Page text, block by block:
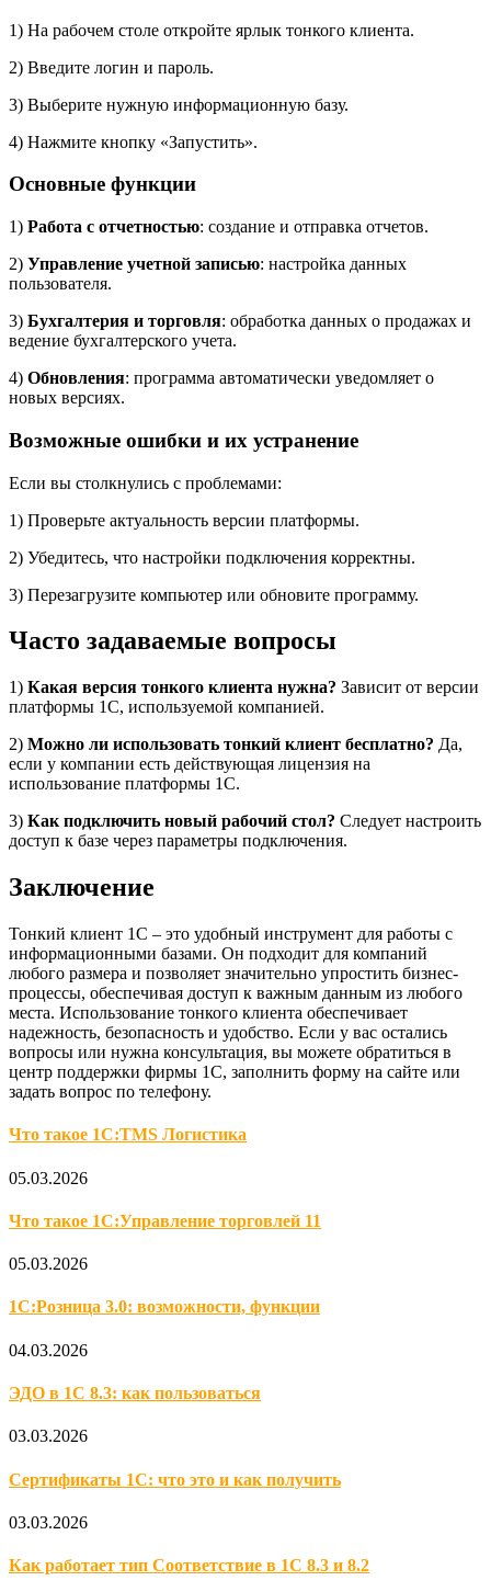
1) На рабочем столе откройте ярлык тонкого клиента.
2) Введите логин и пароль.
3) Выберите нужную информационную базу.
4) Нажмите кнопку «Запустить».
Основные функции
1) Работа с отчетностью: создание и отправка отчетов.
2) Управление учетной записью: настройка данных
пользователя.
3) Бухгалтерия и торговля: обработка данных о продажах и
ведение бухгалтерского учета.
4) Обновления: программа автоматически уведомляет о
новых версиях.
Возможные ошибки и их устранение
Если вы столкнулись с проблемами:
1) Проверьте актуальность версии платформы.
2) Убедитесь, что настройки подключения корректны.
3) Перезагрузите компьютер или обновите программу.
Часто задаваемые вопросы
1) Какая версия тонкого клиента нужна? Зависит от версии
платформы 1С, используемой компанией.
2) Можно ли использовать тонкий клиент бесплатно? Да,
если у компании есть действующая лицензия на
использование платформы 1С.
3) Как подключить новый рабочий стол? Следует настроить
доступ к базе через параметры подключения.
Заключение
Тонкий клиент 1С – это удобный инструмент для работы с
информационными базами. Он подходит для компаний
любого размера и позволяет значительно упростить бизнес-
процессы, обеспечивая доступ к важным данным из любого
места. Использование тонкого клиента обеспечивает
надежность, безопасность и удобство. Если у вас остались
вопросы или нужна консультация, вы можете обратиться в
центр поддержки фирмы 1С, заполнить форму на сайте или
задать вопрос по телефону.
Что такое 1С:TMS Логистика
05.03.2026
Что такое 1С:Управление торговлей 11
05.03.2026
1С:Розница 3.0: возможности, функции
04.03.2026
ЭДО в 1С 8.3: как пользоваться
03.03.2026
Сертификаты 1С: что это и как получить
03.03.2026
Как работает тип Соответствие в 1С 8.3 и 8.2